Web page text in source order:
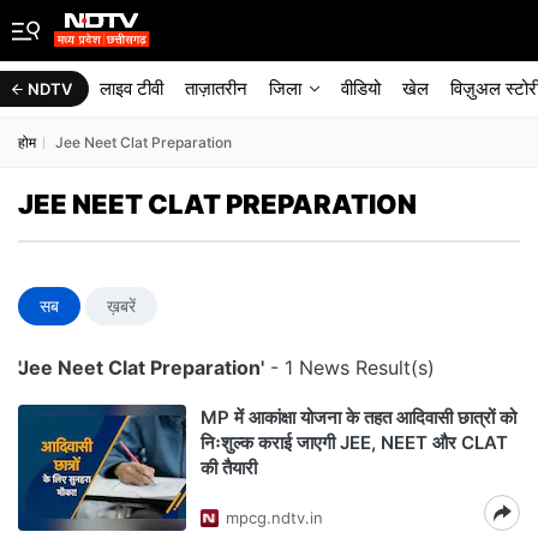
NDTV लाइव टीवी ताज़ातरीन जिला वीडियो खेल विज़ुअल
होम Jee Neet Clat Preparation
JEE NEET CLAT PREPARATION
सब ख़बरें
'Jee Neet Clat Preparation' - 1 News Result(s)
MP में आकांक्षा योजना के तहत आदिवासी छात्रों को
निःशुल्क कराई जाएगी JEE, NEET और CLAT
की तैयारी
mpcg.ndtv.in